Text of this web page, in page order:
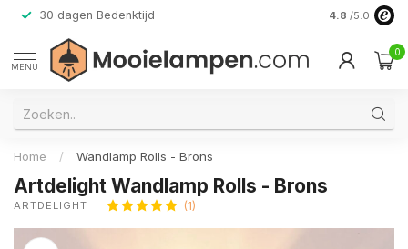
30 dagen Bedenktijd Verzending
4.8 /5.0
MENU
0
Home / Wandlamp Rolls - Brons
Artdelight Wandlamp Rolls - Brons
ARTDELIGHT (1)